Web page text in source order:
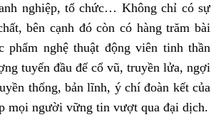
nghiệp, tổ chức… Không chỉ có sự
bên cạnh đó còn có hàng trăm bài
phẩm nghệ thuật động viên tinh thần
tuyến đầu để cổ vũ, truyền lửa, ngợi
thống, bản lĩnh, ý chí đoàn kết của
mọi người vững tin vượt qua đại dịch.